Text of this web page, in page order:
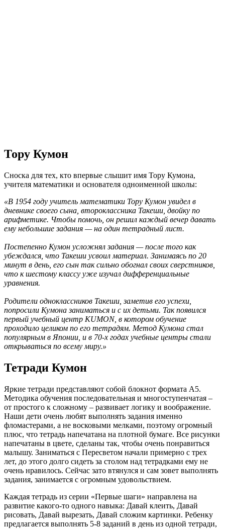
Тору Кумон
Сноска для тех, кто впервые слышит имя Тору Кумона,
учителя математики и основателя одноименной школы:
«В 1954 году учитель математики Тору Кумон увидел в
дневнике своего сына, второклассника Такеши, двойку по
арифметике. Чтобы помочь, он решил каждый вечер давать
ему небольшие задания — на один тетрадный лист.
Постепенно Кумон усложнял задания — после того как
убеждался, что Такеши усвоил материал. Занимаясь по 20
минут в день, его сын так сильно обогнал своих сверстников,
что к шестому классу уже изучал дифференциальные
уравнения.
Родители одноклассников Такеши, заметив его успехи,
попросили Кумона заниматься и с их детьми. Так появился
первый учебный центр KUMON, в котором обучение
проходило целиком по его тетрадям. Метод Кумона стал
популярным в Японии, и в 70-х годах учебные центры стали
открываться по всему миру.»
Тетради Кумон
Яркие тетради представляют собой блокнот формата А5.
Методика обучения последовательная и многоступенчатая –
от простого к сложному – развивает логику и воображение.
Наши дети очень любят выполнять задания именно
фломастерами, а не восковыми мелками, поэтому огромный
плюс, что тетрадь напечатана на плотной бумаге. Все рисунки
напечатаны в цвете, сделаны так, чтобы очень понравиться
малышу. Заниматься с Пересветом начали примерно с трех
лет, до этого долго сидеть за столом над тетрадками ему не
очень нравилось. Сейчас зато втянулся и сам зовет выполнять
задания, занимается с огромным удовольствием.
Каждая тетрадь из серии «Первые шаги» направлена на
развитие какого-то одного навыка: Давай клеить, Давай
рисовать, Давай вырезать, Давай сложим картинки. Ребенку
предлагается выполнять 5-8 заданий в день из одной тетради,